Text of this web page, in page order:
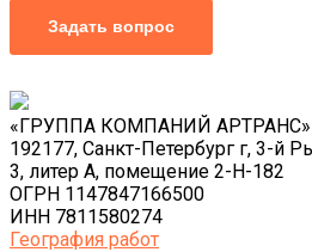
Задать вопрос
«ГРУППА КОМПАНИЙ АРТРАНС»
192177, Санкт-Петербург г, 3-й
3, литер А, помещение 2-Н-182
ОГРН 1147847166500
ИНН 7811580274
География работ